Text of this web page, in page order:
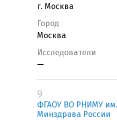
г. Москва
Город
Москва
Исследователи
—
9
ФГАОУ ВО РНИМУ
Минздрава России